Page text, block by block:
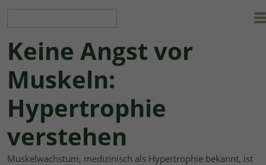
Keine Angst vor
Muskeln:
Hypertrophie
verstehen
Muskelwachstum, medizinisch als Hypertrophie bekannt, ist